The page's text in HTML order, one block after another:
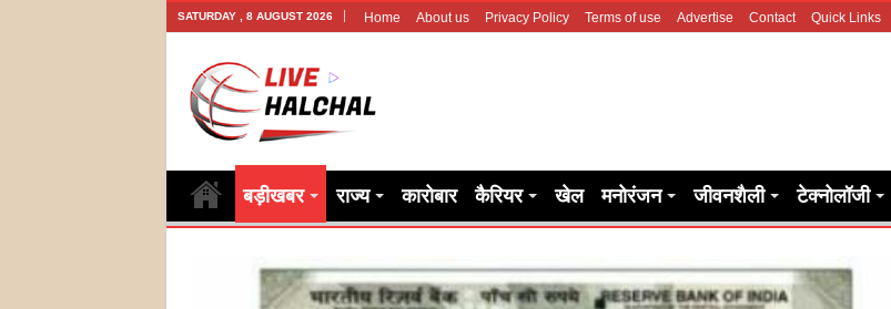
SATURDAY , 8 AUGUST 2026 Home About us Privacy Policy Terms of use Advertise Contact Quick Links
बड़ीखबर राज्य कारोबार कैरियर खेल मनोरंजन जीवनशैली टेक्नोलॉजी